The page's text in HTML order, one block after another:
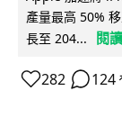
產量最高 50%
長至 204...
閱
282 124